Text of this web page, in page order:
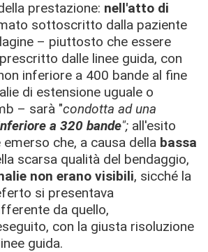
prestazione: nell'atto di
sottoscritto dalla paziente
– piuttosto che essere
dalle linee guida, con
inferiore a 400 bande al fine
di estensione uguale o
– sarà "condotta ad una
a 320 bande"; all'esito
che, a causa della bassa
scarsa qualità del bendaggio,
non erano visibili, sicché la
si presentava
da quello,
con la giusta risoluzione
guida.